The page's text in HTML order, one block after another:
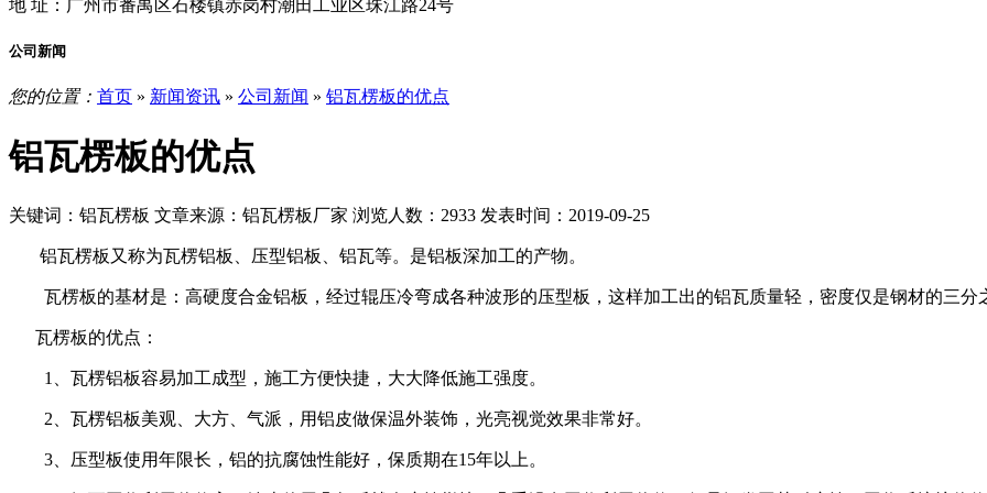
地 址： 广州市番禺区石楼镇赤岗村潮田工业区珠江路24号
公司新闻
您的位置： 首页 » 新闻资讯 » 公司新闻 » 铝瓦楞板的优点
铝瓦楞板的优点
关键词：铝瓦楞板 文章来源：铝瓦楞板厂家 浏览人数：2933 发表时间：2019-09-25
铝瓦楞板又称为瓦楞铝板、压型铝板、铝瓦等。是铝板深加工的产物。
瓦楞板的基材是：高硬度合金铝板，经过辊压冷弯成各种波形的压型板，这样加工出的铝瓦质量轻，密度仅是钢材的
瓦楞板的优点：
1、瓦楞铝板容易加工成型，施工方便快捷，大大降低施工强度。
2、瓦楞铝板美观、大方、气派，用铝皮做保温外装饰，光亮视觉效果非常好。
3、压型板使用年限长，铝的抗腐蚀性能好，保质期在15年以上。